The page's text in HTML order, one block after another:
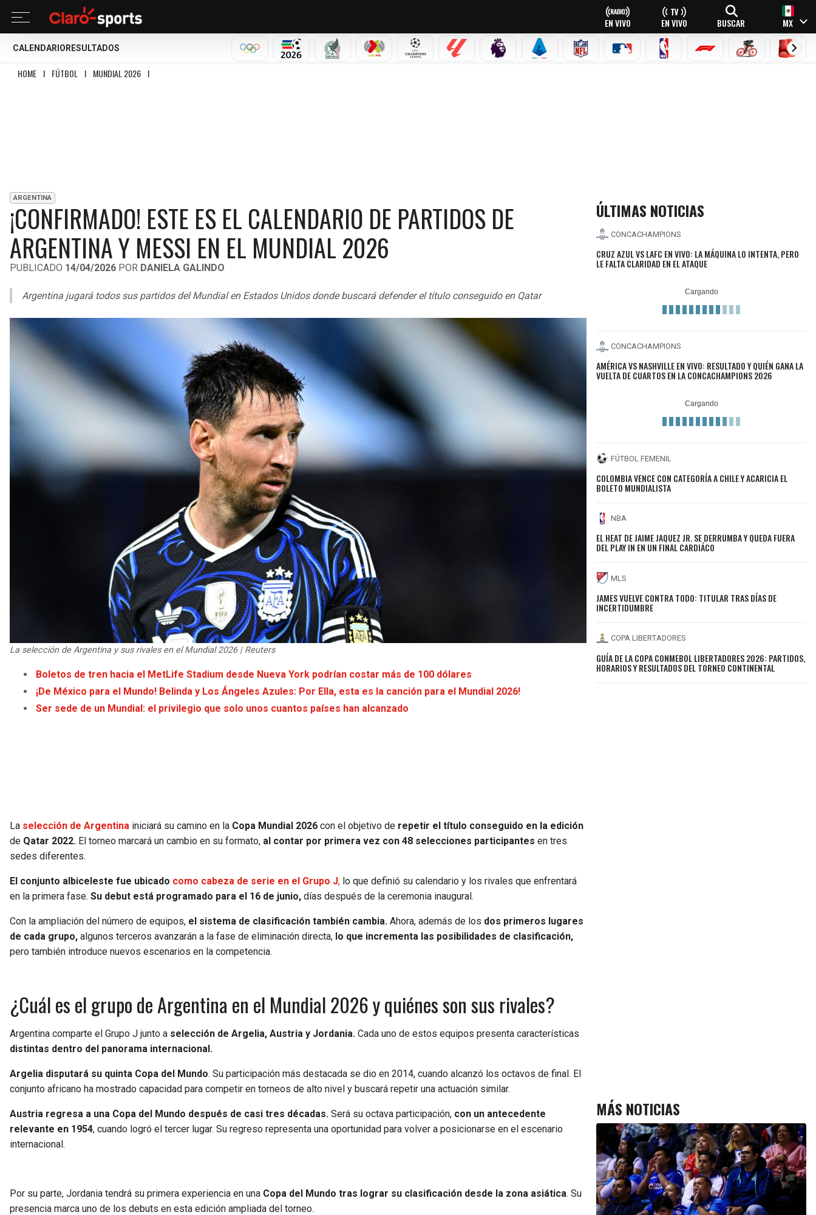
EN VIVO EN VIVO BUSCAR MX
CALENDARIO RESULTADOS
OLÍMPICOSMUNDIAL 2026SELECCIÓN MEXICANA
LIGA MX CHAMPIONS LEAGUE
LALIGA PREMIER LEAGUE
SERIE A NFL MLB NBA FÓRMULA 1CICLISMOBOXEO
HOME I FÚTBOL I MUNDIAL 2026 I
ARGENTINA
¡CONFIRMADO! ESTE ES EL CALENDARIO DE PARTIDOS DE
ARGENTINA Y MESSI EN EL MUNDIAL 2026
PUBLICADO 14/04/2026 POR DANIELA GALINDO
Argentina jugará todos sus partidos del Mundial en Estados Unidos donde buscará defender el título conseguido en Qatar
La selección de Argentina y sus rivales en el Mundial 2026 | Reuters
Boletos de tren hacia el MetLife Stadium desde Nueva York podrían costar más de 100 dólares
¡De México para el Mundo! Belinda y Los Ángeles Azules: Por Ella, esta es la canción para el Mundial 2026!
Ser sede de un Mundial: el privilegio que solo unos cuantos países han alcanzado
La selección de Argentina iniciará su camino en la Copa Mundial 2026 con el objetivo de repetir el título conseguido en la edición
de Qatar 2022. El torneo marcará un cambio en su formato, al contar por primera vez con 48 selecciones participantes en tres
sedes diferentes.
El conjunto albiceleste fue ubicado como cabeza de serie en el Grupo J, lo que definió su calendario y los rivales que enfrentará
en la primera fase. Su debut está programado para el 16 de junio, días después de la ceremonia inaugural.
Con la ampliación del número de equipos, el sistema de clasificación también cambia. Ahora, además de los dos primeros lugares
de cada grupo, algunos terceros avanzarán a la fase de eliminación directa, lo que incrementa las posibilidades de clasificación,
pero también introduce nuevos escenarios en la competencia.
¿Cuál es el grupo de Argentina en el Mundial 2026 y quiénes son sus rivales?
Argentina comparte el Grupo J junto a selección de Argelia, Austria y Jordania. Cada uno de estos equipos presenta características
distintas dentro del panorama internacional.
Argelia disputará su quinta Copa del Mundo. Su participación más destacada se dio en 2014, cuando alcanzó los octavos de final. El
conjunto africano ha mostrado capacidad para competir en torneos de alto nivel y buscará repetir una actuación similar.
Austria regresa a una Copa del Mundo después de casi tres décadas. Será su octava participación, con un antecedente
relevante en 1954, cuando logró el tercer lugar. Su regreso representa una oportunidad para volver a posicionarse en el escenario
internacional.
Por su parte, Jordania tendrá su primera experiencia en una Copa del Mundo tras lograr su clasificación desde la zona asiática. Su
presencia marca uno de los debuts en esta edición ampliada del torneo.
ÚLTIMAS NOTICIAS
CONCACHAMPIONS
CRUZ AZUL VS LAFC EN VIVO: LA MÁQUINA LO INTENTA, PERO
LE FALTA CLARIDAD EN EL ATAQUE
CONCACHAMPIONS
AMÉRICA VS NASHVILLE EN VIVO: RESULTADO Y QUIÉN GANA LA
VUELTA DE CUARTOS EN LA CONCACHAMPIONS 2026
FÚTBOL FEMENIL
COLOMBIA VENCE CON CATEGORÍA A CHILE Y ACARICIA EL
BOLETO MUNDIALISTA
NBA
EL HEAT DE JAIME JAQUEZ JR. SE DERRUMBA Y QUEDA FUERA
DEL PLAY IN EN UN FINAL CARDIÁCO
MLS
JAMES VUELVE CONTRA TODO: TITULAR TRAS DÍAS DE
INCERTIDUMBRE
COPA LIBERTADORES
GUÍA DE LA COPA CONMEBOL LIBERTADORES 2026: PARTIDOS,
HORARIOS Y RESULTADOS DEL TORNEO CONTINENTAL
MÁS NOTICIAS